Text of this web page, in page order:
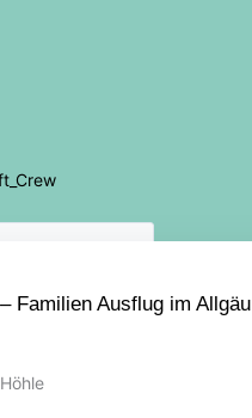
Familien Ausflug im Allgäu